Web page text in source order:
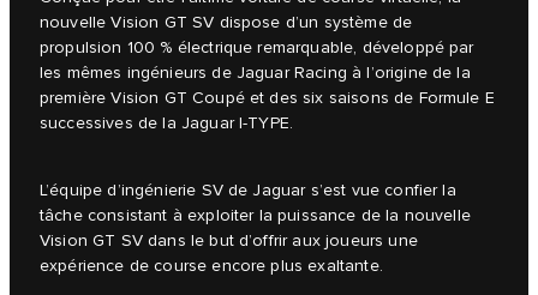
nouvelle Vision GT SV dispose d’un système de
propulsion 100 % électrique remarquable, développé par
les mêmes ingénieurs de Jaguar Racing à l’origine de la
première Vision GT Coupé et des six saisons de Formule E
successives de la Jaguar I-TYPE.
L’équipe d’ingénierie SV de Jaguar s’est vue confier la
tâche consistant à exploiter la puissance de la nouvelle
Vision GT SV dans le but d’offrir aux joueurs une
expérience de course encore plus exaltante.